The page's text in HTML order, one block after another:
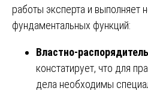
работы эксперта и выполняет
фундаментальных функций:
Властно-
констатирует, что для
дела необходимы